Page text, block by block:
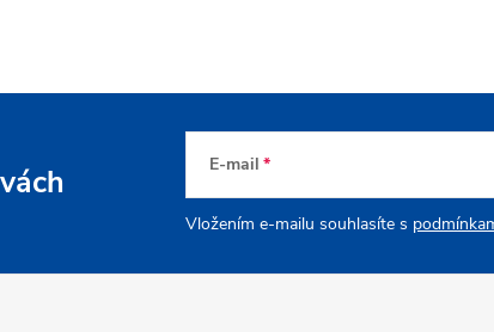
E-mail
Vložením e-mailu souhlasíte s